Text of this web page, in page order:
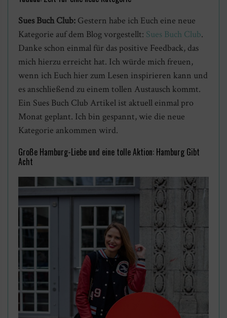
Sues Buch Club: Gestern habe ich Euch eine neue
Kategorie auf dem Blog vorgestellt: Sues Buch Club.
Danke schon einmal für das positive Feedback, das
mich hierzu erreicht hat. Ich würde mich freuen,
wenn ich Euch hier zum Lesen inspirieren kann und
es anschließend zu einem tollen Austausch kommt.
Ein Sues Buch Club Artikel ist aktuell einmal pro
Monat geplant. Ich bin gespannt, wie die neue
Kategorie ankommen wird.
Große Hamburg-Liebe und eine tolle Aktion: Hamburg Gibt
Acht